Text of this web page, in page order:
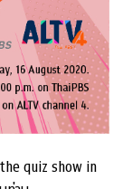
quiz show in